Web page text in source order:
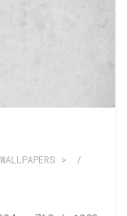
WALLPAPERS >
/